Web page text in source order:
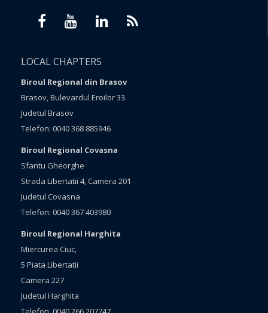
LOCAL CHAPTERS
Biroul Regional din Brasov
Brasov, Bulevardul Eroilor 33.
Judetul Brasov
Telefon: 0040 368 885946
Biroul Regional Covasna
Sfantu Gheorghe
Strada Libertatii 4, Camera 201
Judetul Covasna
Telefon: 0040 367 403980
Biroul Regional Harghita
Miercurea Ciuc,
5 Piata Libertatii
Camera 227
Judetul Harghita